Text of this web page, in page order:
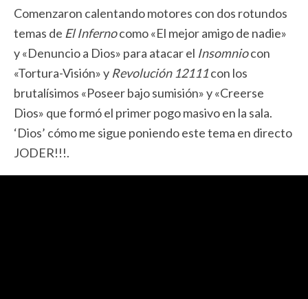
Comenzaron calentando motores con dos rotundos
temas de El Infernocomo «El mejor amigo de nadie»
y «Denuncio a Dios» para atacar el Insomniocon
«Tortura-Visión» y Revolución 12111con los
brutalísimos «Poseer bajo sumisión» y «Creerse
Dios» que formó el primer pogo masivo en la sala.
‘Dios’ cómo me sigue poniendo este tema en directo
JODER!!!.